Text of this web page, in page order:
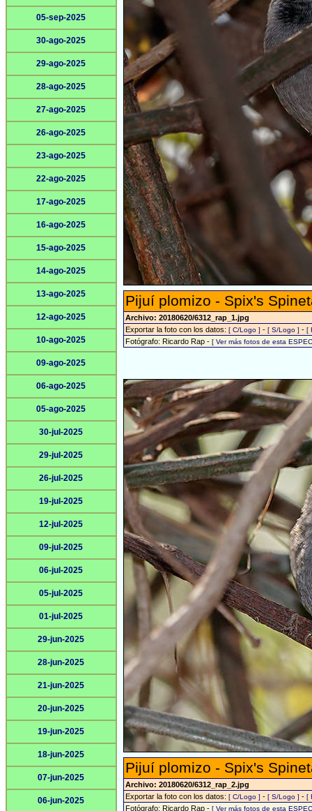
05-sep-2025
30-ago-2025
29-ago-2025
28-ago-2025
27-ago-2025
26-ago-2025
23-ago-2025
22-ago-2025
17-ago-2025
16-ago-2025
15-ago-2025
14-ago-2025
13-ago-2025
12-ago-2025
10-ago-2025
09-ago-2025
06-ago-2025
05-ago-2025
30-jul-2025
29-jul-2025
26-jul-2025
19-jul-2025
12-jul-2025
09-jul-2025
06-jul-2025
05-jul-2025
01-jul-2025
29-jun-2025
28-jun-2025
21-jun-2025
20-jun-2025
19-jun-2025
18-jun-2025
07-jun-2025
06-jun-2025
Pijuí plomizo - Spix's
Archivo: 20180620/6312_rap_1.jpg
Exportar la foto con los datos: [ C/Logo ] - [ S/Logo ] - [
Fotógrafo: Ricardo Rap - [ Ver más fotos de esta
Pijuí plomizo - Spix's
Archivo: 20180620/6312_rap_2.jpg
Exportar la foto con los datos: [ C/Logo ] - [ S/Logo ] - [
Fotógrafo: Ricardo Rap - [ Ver más fotos de esta